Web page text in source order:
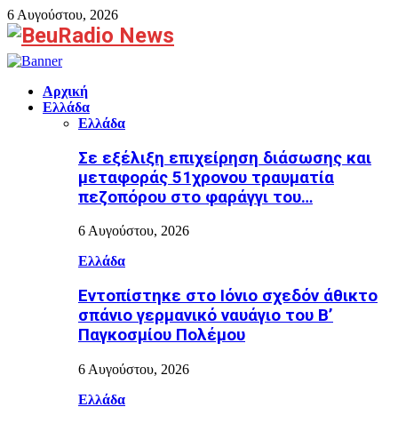
6 Αυγούστου, 2026
Facebook
Αρχική
Ελλάδα
Ελλάδα
Σε εξέλιξη επιχείρηση διάσωσης και
μεταφοράς 51χρονου τραυματία
πεζοπόρου στο φαράγγι του…
6 Αυγούστου, 2026
Ελλάδα
Εντοπίστηκε στο Ιόνιο σχεδόν άθικτο
σπάνιο γερμανικό ναυάγιο του Β’
Παγκοσμίου Πολέμου
6 Αυγούστου, 2026
Ελλάδα